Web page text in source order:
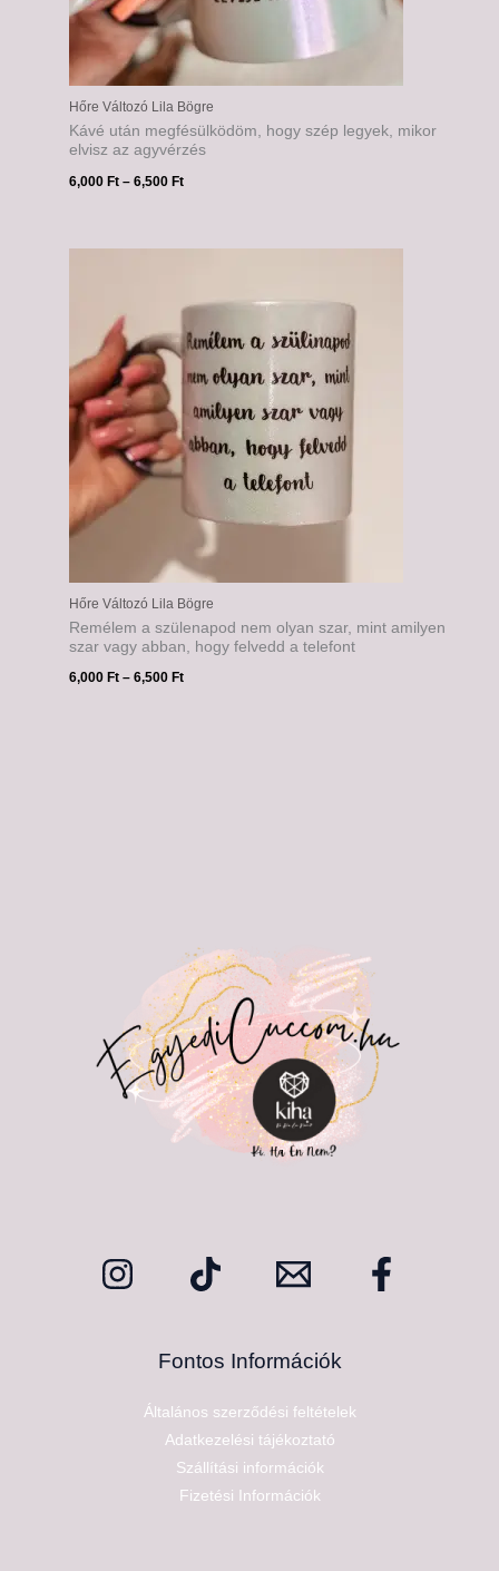
Hőre Változó Lila Bögre
Kávé után megfésülködöm, hogy szép legyek, mikor
elvisz az agyvérzés
6,000Ft – 6,500Ft
Hőre Változó Lila Bögre
Remélem a szülenapod nem olyan szar, mint amilyen
szar vagy abban, hogy felvedd a telefont
6,000 Ft – 6,500 Ft
Fontos Információk
Általános szerződési feltételek
Adatkezelési tájékoztató
Szállítási információk
Fizetési Információk